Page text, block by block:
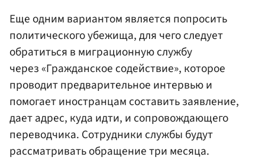
Еще одним вариантом является попросить
политического убежища, для чего следует
обратиться в миграционную службу
через «Гражданское содействие», которое
проводит предварительное интервью и
помогает иностранцам составить заявление,
дает адрес, куда идти, и сопровождающего
переводчика. Сотрудники службы будут
рассматривать обращение три месяца.